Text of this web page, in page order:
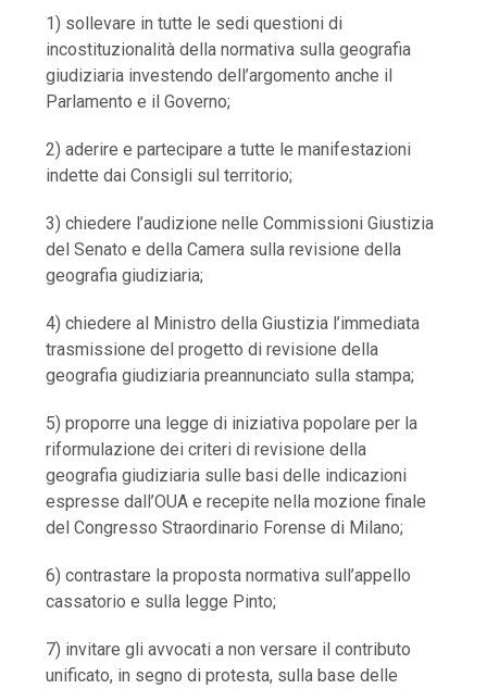
1) sollevare in tutte le sedi questioni di
incostituzionalità della normativa sulla geografia
giudiziaria investendo dell’argomento anche il
Parlamento e il Governo;
2) aderire e partecipare a tutte le manifestazioni
indette dai Consigli sul territorio;
3) chiedere l’audizione nelle Commissioni Giustizia
del Senato e della Camera sulla revisione della
geografia giudiziaria;
4) chiedere al Ministro della Giustizia l’immediata
trasmissione del progetto di revisione della
geografia giudiziaria preannunciato sulla stampa;
5) proporre una legge di iniziativa popolare per la
riformulazione dei criteri di revisione della
geografia giudiziaria sulle basi delle indicazioni
espresse dall’OUA e recepite nella mozione finale
del Congresso Straordinario Forense di Milano;
6) contrastare la proposta normativa sull’appello
cassatorio e sulla legge Pinto;
7) invitare gli avvocati a non versare il contributo
unificato, in segno di protesta, sulla base delle